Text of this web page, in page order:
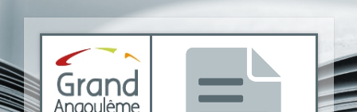
Panneau de gestion des cookies